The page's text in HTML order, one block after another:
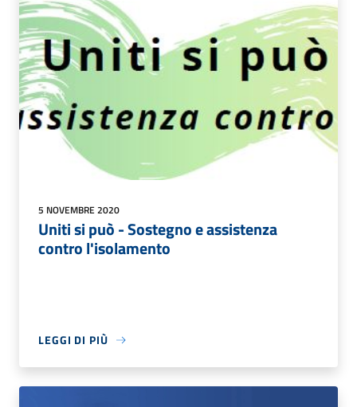
5 NOVEMBRE 2020
Uniti si può - Sostegno e assistenza
contro l'isolamento
LEGGI DI PIÙ